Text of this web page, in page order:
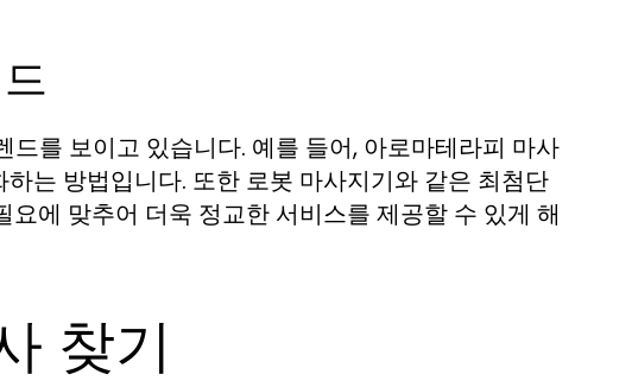
를 보이고 있습니다. 예를 들어, 아로마테라피 마사
는 방법입니다. 또한 로봇 마사지기와 같은 최첨단
에 맞추어 더욱 정교한 서비스를 제공할 수 있게 해
찾기